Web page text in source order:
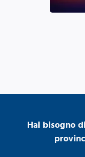
Hai bisogno